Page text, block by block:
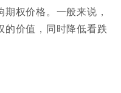
权价格。一般来说，
的价值，同时降低看跌